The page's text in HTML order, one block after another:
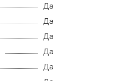
Да
Да
Да
Да
Да